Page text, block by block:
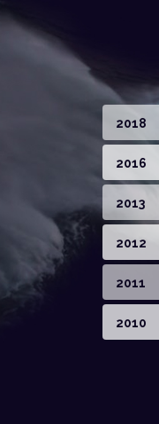
2018
2016
2013
2012
2011
2010